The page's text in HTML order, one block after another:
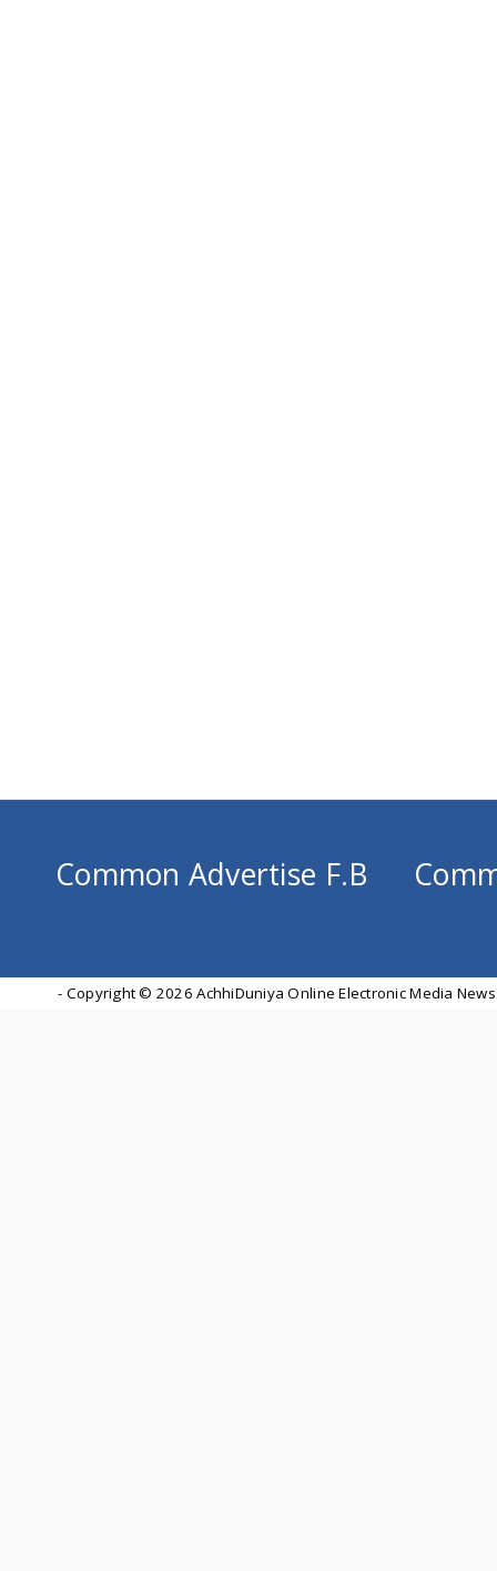
Common Advertise F.B
- Copyright © 2026 AchhiDuniya Online Electronic Media